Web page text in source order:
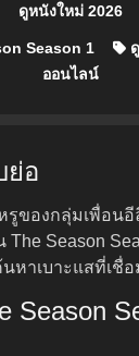
ดูหนังใหม่ 2026
Season 1
ออนไลน์
ย่อ
รูของกลุ่มเพื่อน
The Season
หาเบาะแสที่เชื่
Season